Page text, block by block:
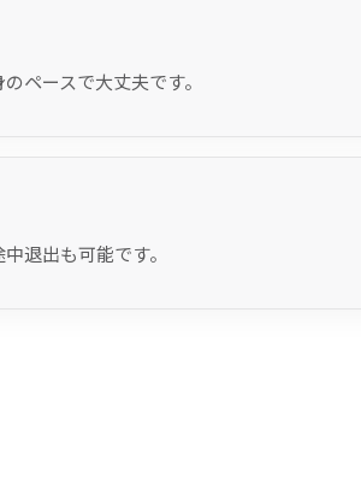
ペースで大丈夫です。
退出も可能です。